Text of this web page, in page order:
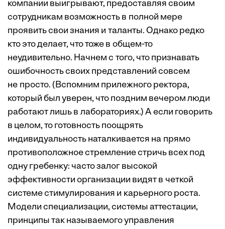
компании выигрывают, предоставляя своим
сотрудникам возможность в полной мере
проявить свои знания и таланты. Однако редко
кто это делает, что тоже в общем-то
неудивительно. Начнем с того, что признавать
ошибочность своих представлений совсем
не просто. (Вспомним прилежного ректора,
который был уверен, что поздним вечером люди
работают лишь в лабораториях.) А если говорить
в целом, то готовность поощрять
индивидуальность наталкивается на прямо
противоположное стремление стричь всех под
одну гребенку: часто залог высокой
эффективности организации видят в четкой
системе стимулирования и карьерного роста.
Модели специализации, системы аттестации,
принципы так называемого управления